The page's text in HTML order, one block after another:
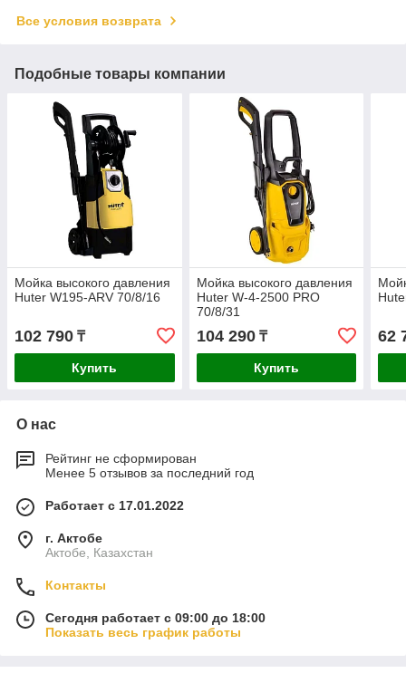
Все условия возврата
Подобные товары компании
Мойка высокого давления
Huter W195-ARV 70/8/16
102 790 ₸
Купить
Мойка высокого давления
Huter W-4-2500 PRO
70/8/31
104 290₸
Купить
62
О нас
Рейтинг не сформирован
Менее 5 отзывов за последний год
Работает с 17.01.2022
г. Актобе
Актобе, Казахстан
Контакты
Сегодня работает с 09:00 до 18:00
Показать весь график работы